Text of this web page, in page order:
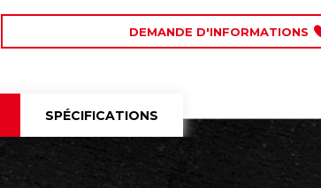
DEMANDE D'INFORMATIONS
SPÉCIFICATIONS